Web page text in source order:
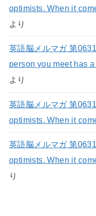
optimists. When it
より
英語脳メルマガ 第
person you meet has
より
英語脳メルマガ 第
optimists. When it
英語脳メルマガ 第
optimists. When it
り